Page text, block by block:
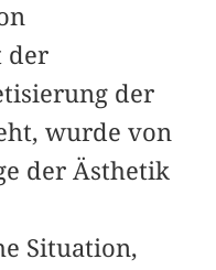
der
der
wurde von
der Ästhetik
Situation,